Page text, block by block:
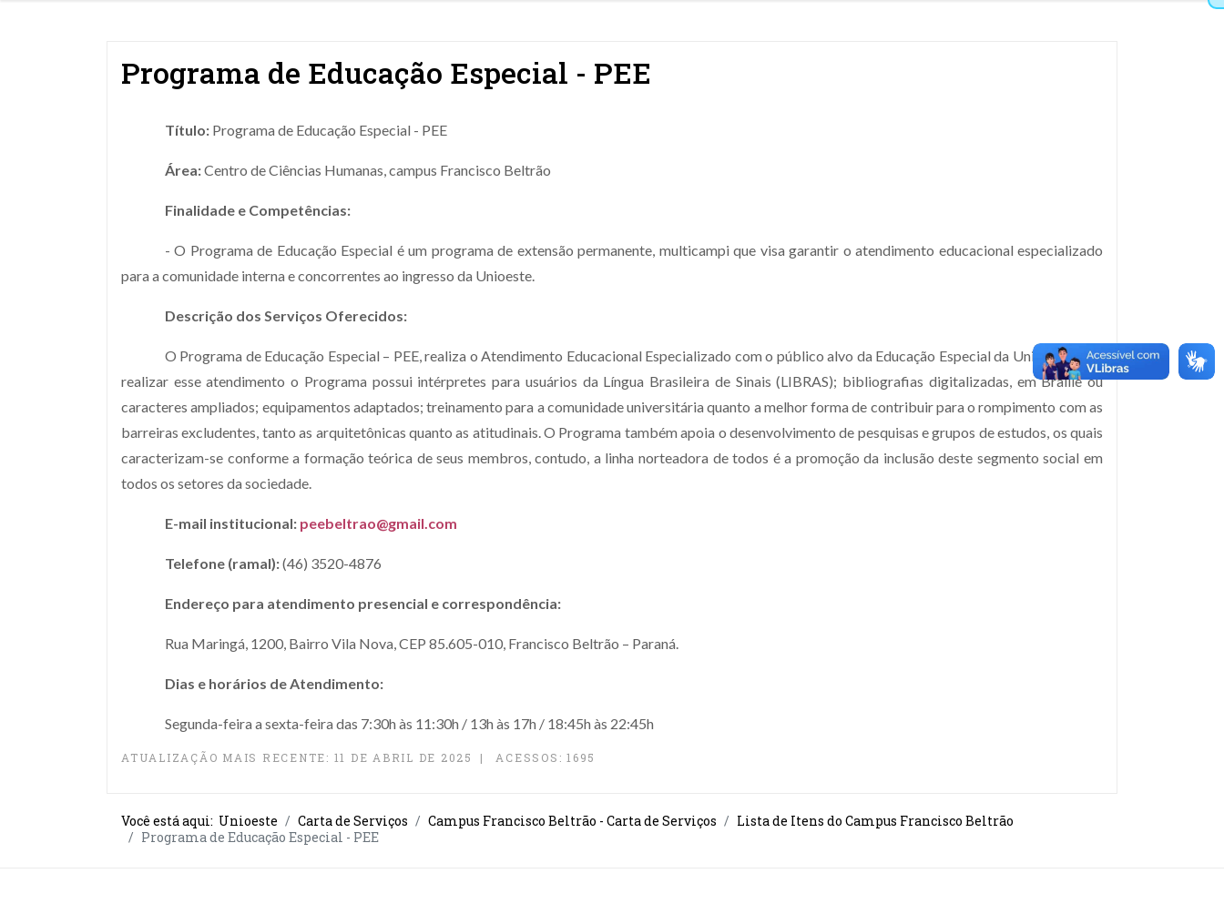
Programa de Educação Especial - PEE
Título: Programa de Educação Especial - PEE
Área:Centro de Ciências Humanas, campus Francisco Beltrão
Finalidade e Competências:
- O Programa de Educação Especial é um programa de extensão permanente, multicampi que visa garantir o atendimento educacional especializado
para a comunidade interna e concorrentes ao ingresso da Unioeste.
Descrição dos Serviços Oferecidos:
O Programa de Educação Especial – PEE, realiza o Atendimento Educacional Especializado com o público alvo da Educação Especial da Unioeste, para
realizar esse atendimento o Programa possui intérpretes para usuários da Língua Brasileira de Sinais (LIBRAS); bibliografias digitalizadas, em Braille ou
caracteres ampliados; equipamentos adaptados; treinamento para a comunidade universitária quanto a melhor forma de contribuir para o rompimento com as
barreiras excludentes, tanto as arquitetônicas quanto as atitudinais. O Programa também apoia o desenvolvimento de pesquisas e grupos de estudos, os quais
caracterizam-se conforme a formação teórica de seus membros, contudo, a linha norteadora de todos é a promoção da inclusão deste segmento social em
todos os setores da sociedade.
E-mail institucional: peebeltrao@gmail.com
Telefone (ramal):(46) 3520-4876
Endereço para atendimento presencial e correspondência:
Rua Maringá, 1200, Bairro Vila Nova, CEP 85.605-010, Francisco Beltrão – Paraná.
Dias e horários de Atendimento:
Segunda-feira a sexta-feira das 7:30h às 11:30h / 13h às 17h / 18:45h às 22:45h
ATUALIZAÇÃO MAIS RECENTE: 11 DE ABRIL DE 2025 ACESSOS: 1695
Você está aqui: Unioeste Carta de Serviços Campus Francisco Beltrão - Carta de Serviços
Lista de Itens do Campus Francisco Beltrão
Programa de Educação Especial - PEE